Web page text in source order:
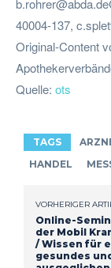
40004-137,
Original-Content
Quelle: ots
TAGS
HANDEL
VORHERIGER
Online-
der Mobil
/ Wissen für
gesundes